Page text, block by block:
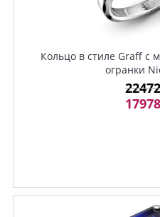
Кольцо в стиле Graff с
огранки